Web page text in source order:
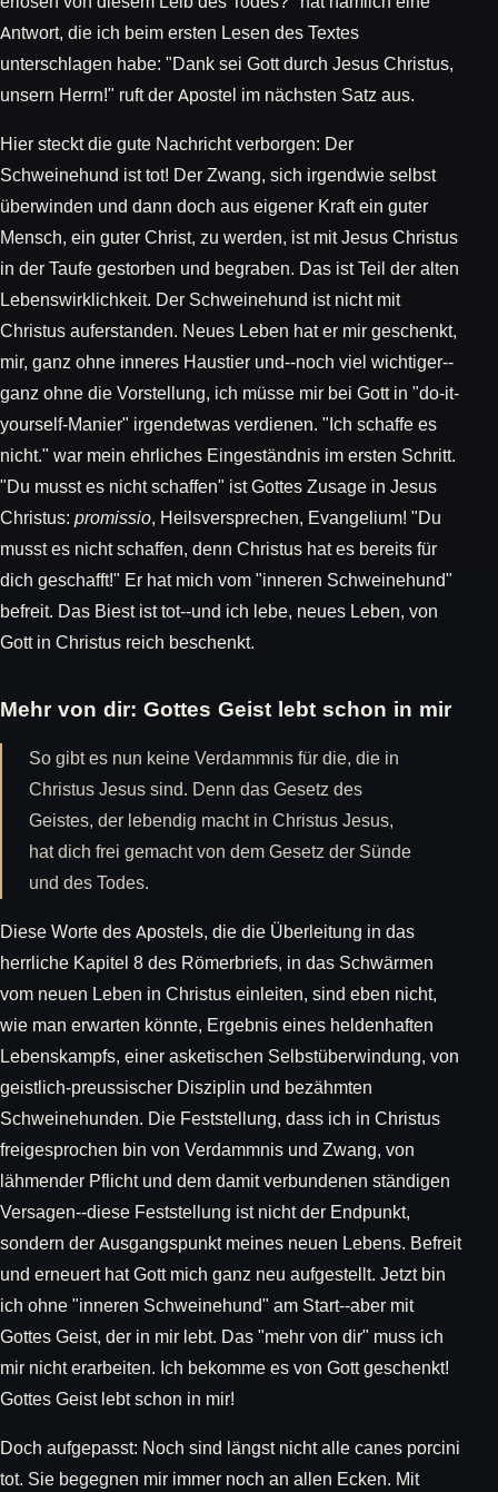
Antwort, die ich beim ersten Lesen des Textes
unterschlagen habe: "Dank sei Gott durch Jesus Christus,
unsern Herrn!" ruft der Apostel im nächsten Satz aus.
Hier steckt die gute Nachricht verborgen: Der
Schweinehund ist tot! Der Zwang, sich irgendwie selbst
überwinden und dann doch aus eigener Kraft ein guter
Mensch, ein guter Christ, zu werden, ist mit Jesus Christus
in der Taufe gestorben und begraben. Das ist Teil der alten
Lebenswirklichkeit. Der Schweinehund ist nicht mit
Christus auferstanden. Neues Leben hat er mir geschenkt,
mir, ganz ohne inneres Haustier und--noch viel wichtiger--
ganz ohne die Vorstellung, ich müsse mir bei Gott in "do-it-
yourself-Manier" irgendetwas verdienen. "Ich schaffe es
nicht." war mein ehrliches Eingeständnis im ersten Schritt.
"Du musst es nicht schaffen" ist Gottes Zusage in Jesus
Christus: promissio, Heilsversprechen, Evangelium! "Du
musst es nicht schaffen, denn Christus hat es bereits für
dich geschafft!" Er hat mich vom "inneren Schweinehund"
befreit. Das Biest ist tot--und ich lebe, neues Leben, von
Gott in Christus reich beschenkt.
Mehr von dir: Gottes Geist lebt schon in mir
So gibt es nun keine Verdammnis für die, die in
Christus Jesus sind. Denn das Gesetz des
Geistes, der lebendig macht in Christus Jesus,
hat dich frei gemacht von dem Gesetz der Sünde
und des Todes.
Diese Worte des Apostels, die die Überleitung in das
herrliche Kapitel 8 des Römerbriefs, in das Schwärmen
vom neuen Leben in Christus einleiten, sind eben nicht,
wie man erwarten könnte, Ergebnis eines heldenhaften
Lebenskampfs, einer asketischen Selbstüberwindung, von
geistlich-preussischer Disziplin und bezähmten
Schweinehunden. Die Feststellung, dass ich in Christus
freigesprochen bin von Verdammnis und Zwang, von
lähmender Pflicht und dem damit verbundenen ständigen
Versagen--diese Feststellung ist nicht der Endpunkt,
sondern der Ausgangspunkt meines neuen Lebens. Befreit
und erneuert hat Gott mich ganz neu aufgestellt. Jetzt bin
ich ohne "inneren Schweinehund" am Start--aber mit
Gottes Geist, der in mir lebt. Das "mehr von dir" muss ich
mir nicht erarbeiten. Ich bekomme es von Gott geschenkt!
Gottes Geist lebt schon in mir!
Doch aufgepasst: Noch sind längst nicht alle canes porcini
tot. Sie begegnen mir immer noch an allen Ecken. Mit